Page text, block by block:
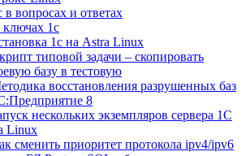
в вопросах и ответах
1с
1с на Astra Linux
типовой задачи – скопировать
базу в тестовую
восстановления разрушенных баз
8
нескольких экземпляров сервера 1С
Linux
сменить приоритет протокола ipv4/ipv6